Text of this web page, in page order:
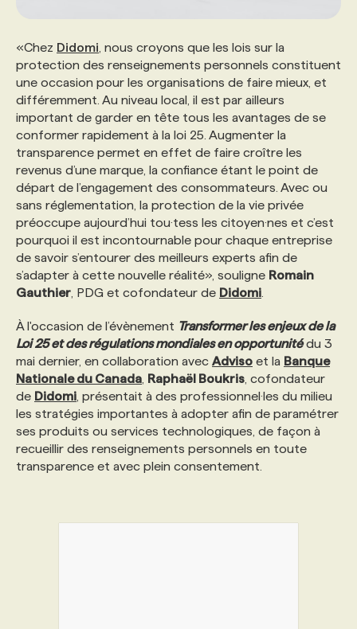
«Chez Didomi , nous croyons que les lois sur la
protection des renseignements personnels constituent
une occasion pour les organisations de faire mieux, et
différemment. Au niveau local, il est par ailleurs
important de garder en tête tous les avantages de se
conformer rapidement à la loi 25. Augmenter la
transparence permet en effet de faire croître les
revenus d’une marque, la confiance étant le point de
départ de l’engagement des consommateurs. Avec ou
sans réglementation, la protection de la vie privée
préoccupe aujourd’hui tou·tess les citoyen·nes et c’est
pourquoi il est incontournable pour chaque entreprise
de savoir s’entourer des meilleurs experts afin de
s’adapter à cette nouvelle réalité», souligne Romain
Gauthier , PDG et cofondateur de Didomi
À l'occasion de l’évènement Transformer les enjeux de la
Loi 25 et des régulations mondiales en opportunitédu 3
mai dernier, en collaboration avec Adviso et la Banque
Nationale du Canada Raphaël Boukris , cofondateur
de Didomi , présentait à des professionnel·les du milieu
les stratégies importantes à adopter afin de paramétrer
ses produits ou services technologiques, de façon à
recueillir des renseignements personnels en toute
transparence et avec plein consentement.